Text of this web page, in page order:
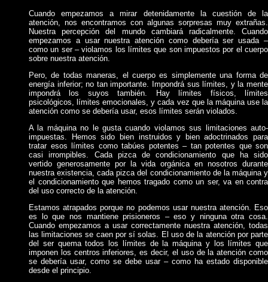
Cuando empezamos a mirar detenidamente la cuestión de la
atención, nos encontramos con algunas sorpresas muy extrañas.
Nuestra percepción del mundo cambiará radicalmente. Cuando
empezamos a usar nuestra atención como debería ser usada –
como un ser – violamos los límites que son impuestos por el cuerpo
sobre nuestra atención.
Pero, de todas maneras, el cuerpo es simplemente una forma de
energía inferior; no tan importante. Impondrá sus límites, y la mente
impondrá los suyos también. Hay límites físicos, límites
psicológicos, límites emocionales, y cada vez que la máquina use la
atención como se debería usar, esos límites serán violados.
A la máquina no le gusta cuando violamos sus limitaciones auto-
impuestas. Hemos sido bien instruidos y bien adoctrinados para
tratar esos límites como tabúes potentes – tan potentes que son
casi irrompibles. Cada pizca de condicionamiento que ha sido
vertido generosamente por la vida orgánica en nosotros durante
nuestra existencia, cada pizca del condicionamiento de la máquina y
el condicionamiento que hemos tragado como un ser, va en contra
del uso correcto de la atención.
Estamos atrapados porque no podemos usar nuestra atención. Eso
es lo que nos mantiene prisioneros – eso y ninguna otra cosa.
Cuando empezamos a usar correctamente nuestra atención, todas
las limitaciones se caen por sí solas. El uso de la atención por parte
del ser quema todos los límites de la máquina y los límites que
imponen los centros inferiores, es decir, el uso de la atención como
se debería usar, como se debe usar – como ha estado disponible
desde el principio.